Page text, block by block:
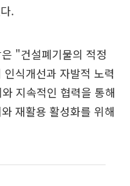
.
"건설폐기물의 적정
식개선과 자발적 노력
지속적인 협력을 통해
재활용 활성화를 위해